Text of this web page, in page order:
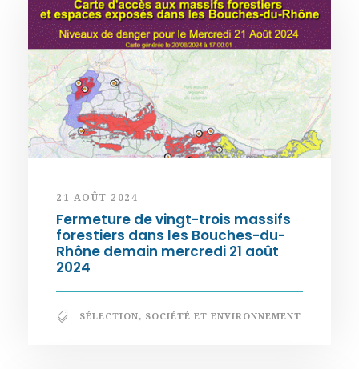
21 AOÛT 2024
Fermeture de vingt-trois massifs
forestiers dans les Bouches-du-
Rhône demain mercredi 21 août
2024
SÉLECTION, SOCIÉTÉ ET ENVIRONNEMENT